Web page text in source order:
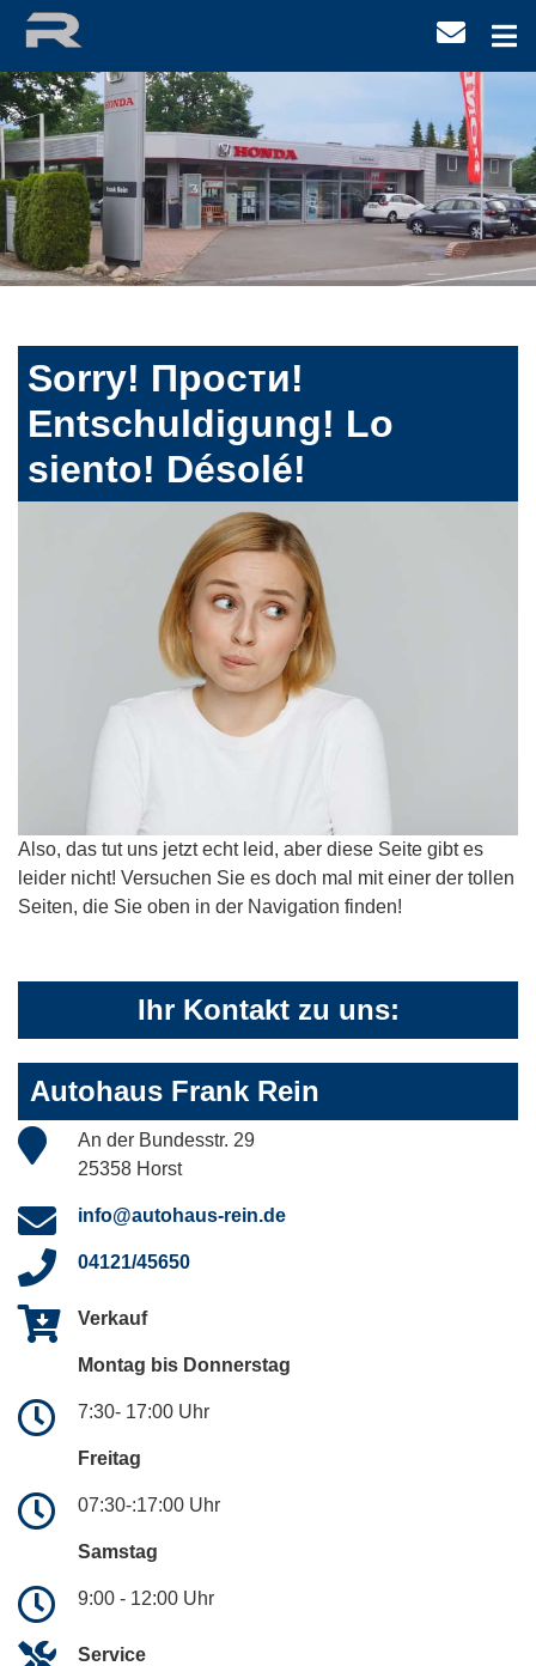
Sorry! Прости!
Entschuldigung! Lo
siento! Désolé!
Also, das tut uns jetzt echt leid, aber diese Seite gibt es
leider nicht! Versuchen Sie es doch mal mit einer der tollen
Seiten, die Sie oben in der Navigation finden!
Ihr Kontakt zu uns:
Autohaus Frank Rein
An der Bundesstr. 29
25358 Horst
info@autohaus-rein.de
04121/45650
Verkauf
Montag bis Donnerstag
7:30- 17:00 Uhr
Freitag
07:30-:17:00 Uhr
Samstag
9:00 - 12:00 Uhr
Service